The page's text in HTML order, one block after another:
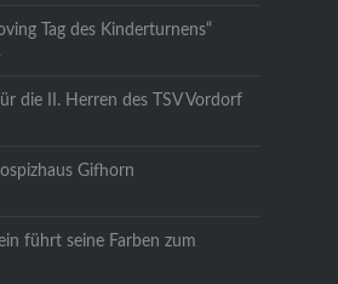
Tag des Kinderturnens“
die II. Herren des TSV Vordorf
Gifhorn
führt seine Farben zum